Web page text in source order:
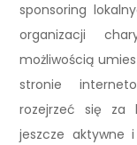
sponsoring
organizacji
możliwością
stronie
rozejrzeć się za
jeszcze aktywne